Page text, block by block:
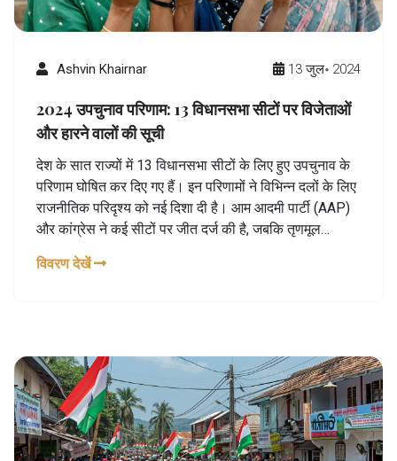
Ashvin Khairnar 13 जुल॰ 2024
2024 उपचुनाव परिणाम: 13 विधानसभा सीटों पर विजेताओं
और हारने वालों की सूची
देश के सात राज्यों में 13 विधानसभा सीटों के लिए हुए उपचुनाव के
परिणाम घोषित कर दिए गए हैं। इन परिणामों ने विभिन्न दलों के लिए
राजनीतिक परिदृश्य को नई दिशा दी है। आम आदमी पार्टी (AAP)
और कांग्रेस ने कई सीटों पर जीत दर्ज की है, जबकि तृणमूल
चुनाव में भारतीय जनता पार्टी (BJP) ने भी कुछ सीटों पर विजय
विवरण देखें